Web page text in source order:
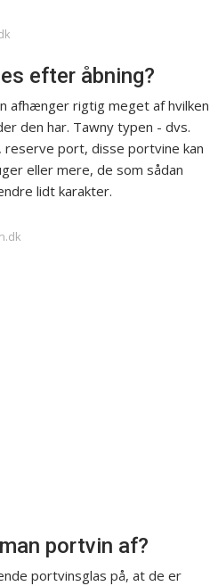
efter åbning?
afhænger rigtig meget af hvilken
den har. Tawny typen - dvs.
reserve port, disse portvine kan
eller mere, de som sådan
lidt karakter.
portvin af?
portvinsglas på, at de er